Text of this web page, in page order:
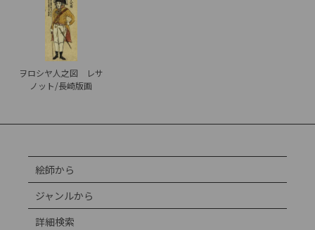
ヲロシヤ人之図 レサ
ノット/長崎版画
絵師から
ジャンルから
詳細検索